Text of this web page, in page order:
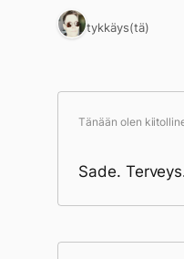
1 tykkäys(tä)
Tänään olen
Sade.